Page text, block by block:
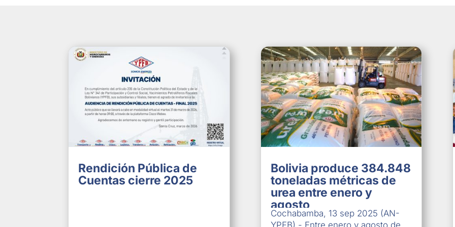
Rendición Pública de
Cuentas cierre 2025
Bolivia produce 384.848
toneladas métricas de
urea entre enero y
agosto
Cochabamba, 13 sep 2025 (AN-